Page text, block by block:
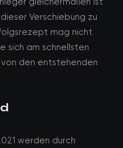
Verschiebung zu
mag nicht
sich am schnellsten
den entstehenden
werden durch